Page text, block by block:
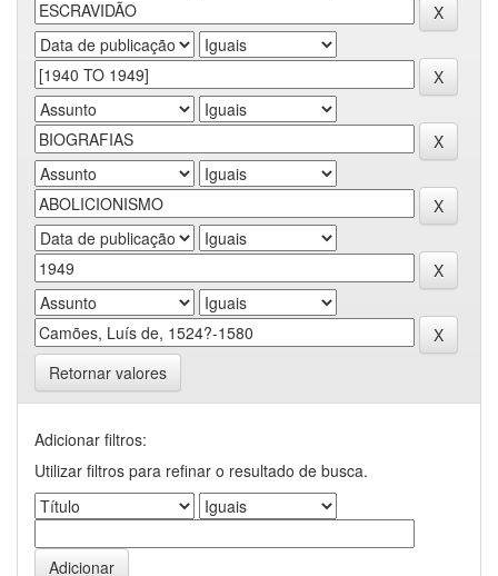
Retornar valores
Adicionar filtros:
Utilizar filtros para refinar o resultado de busca.